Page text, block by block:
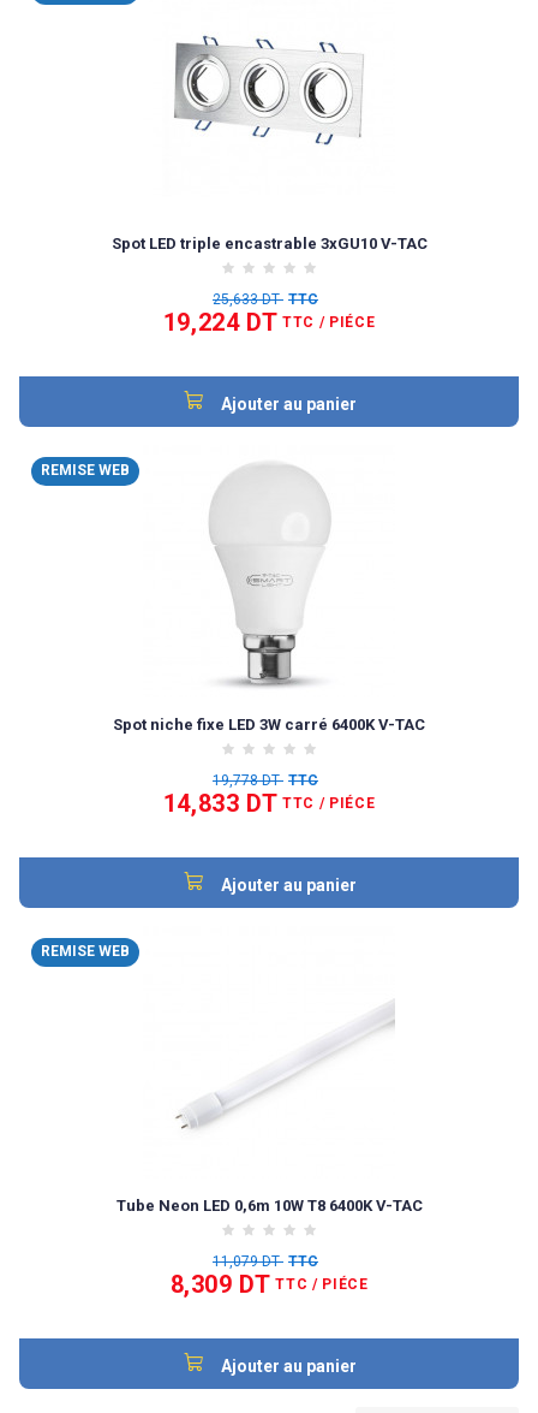
Spot LED triple encastrable 3xGU10 V-TAC
25,633 DT TTC
19,224 DT TTC / PIÉCE
Ajouter au panier
REMISE WEB
Spot niche fixe LED 3W carré 6400K V-TAC
19,778 DT TTC
14,833 DT TTC / PIÉCE
Ajouter au panier
REMISE WEB
Tube Neon LED 0,6m 10W T8 6400K V-TAC
11,079 DT TTC
8,309 DT TTC / PIÉCE
Ajouter au panier